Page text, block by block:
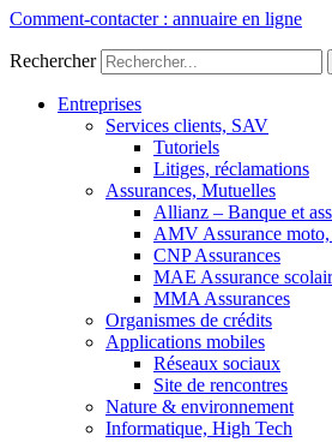
Comment-contacter : annuaire en ligne
Rechercher
Entreprises
Services clients, SAV
Tutoriels
Litiges, réclamations
Assurances, Mutuelles
Allianz – Banque et
AMV Assurance
CNP Assurances
MAE Assurance
MMA Assurances
Organismes de crédits
Applications mobiles
Réseaux sociaux
Site de rencontres
Nature & environnement
Informatique, High Tech